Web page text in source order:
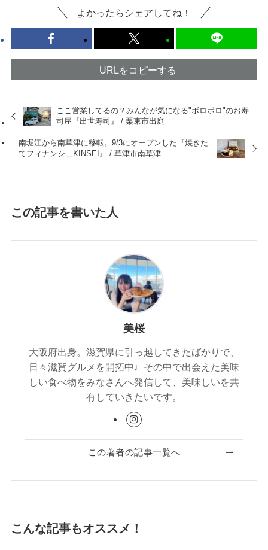
よかったらシェアしてね！
URLをコピーする
ここ営業してるの？みんなが気になる"ボロボロ"のお寿
司屋『出世寿司』 / 栗東市出庭
南堀江から南草津に移転。9/3にオープンした『焼きた
てフィナンシェKINSEI』 / 草津市南草津
この記事を書いた人
美桜
大阪府出身。滋賀県に引っ越してきたばかりで、
日々滋賀グルメを開拓中♩その中で出会えた美味
しい食べ物をみなさんへ発信して、美味しいを共
有していきたいです。
この著者の記事一覧へ
こんな記事もオススメ！